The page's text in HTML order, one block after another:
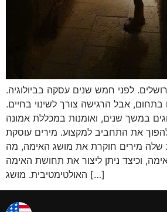
לפני חמש שנים עסקה בביולוגיה.
אבל הרגישה צורך לשינוי בחיים.
במשך שנים, ואומנות במכללת אמונה
את התחביב למקצוע. מירים עוסקת
שלה מירים חוקרת את מושג האימה, מה
וכיצד ניתן ליצור את תחושת האימה
האולטימטיבית. מושג […]